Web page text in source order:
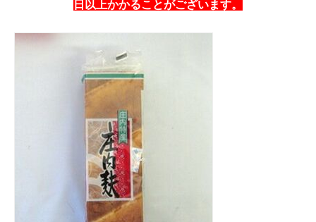
日以上かかることがございます。